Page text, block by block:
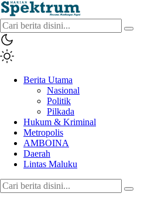
spektrumonline.com
Berita Utama
Nasional
Politik
Pilkada
Hukum & Kriminal
Metropolis
AMBOINA
Daerah
Lintas Maluku